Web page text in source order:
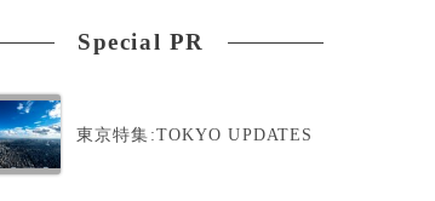
Special PR
東京特集:TOKYO UPDATES